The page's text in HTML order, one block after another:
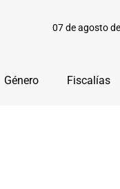
07 de agosto
Género Fiscalías